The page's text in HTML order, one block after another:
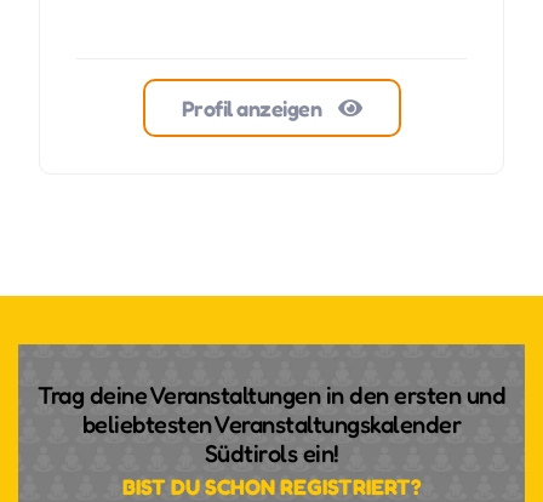
Profil anzeigen
Trag deine Veranstaltungen in den ersten und
beliebtesten Veranstaltungskalender
Südtirols ein!
BIST DU SCHON REGISTRIERT?